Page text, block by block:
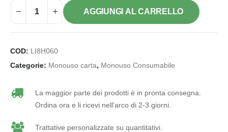
AGGIUNGI AL CARRELLO
COD: LI8H060
Categorie: Monouso carta, Monouso Consumabile
La maggior parte dei prodotti è in pronta consegna.
Ordina ora e li ricevi nell'arco di 2-3 giorni.
Trattative personalizzate su quantitativi.